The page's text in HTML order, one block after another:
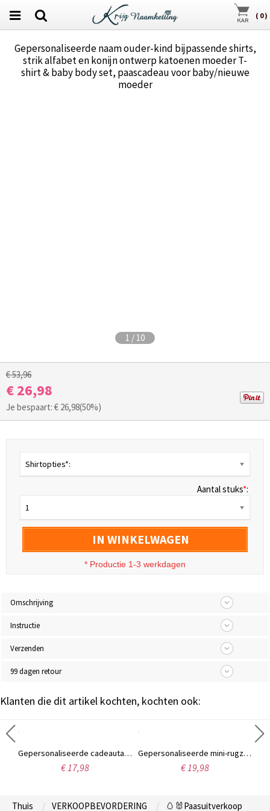
( 0)
Gepersonaliseerde naam ouder-kind bijpassende shirts,
strik alfabet en konijn ontwerp katoenen moeder T-
shirt & baby body set, paascadeau voor baby/nieuwe
moeder
1 / 10
€ 53,96
€ 26,98
Je bespaart: € 26,98(50%)
Shirtopties*:
Aantal stuks*:
1
IN WINKELWAGEN
* Productie 1-3 werkdagen
Omschrijving
Instructie
Verzenden
99 dagen retour
Klanten die dit artikel kochten, kochten ook:
Gepersonaliseerde cadeautas met naam en cartoonfiguur van een professionele eend, met strik, transparante PVC strandtas, vakantiecadeautje, geschenk voor vrouwen/meisjes
€ 17,98
Gepersonaliseerde mini-rugzak sleutelhanger met naam, oordopjeshouder van PU-leer, reistasje, tashanger, verjaardagscadeau voor vrouwen/meisjes
€ 19,98
Thuis VERKOOPBEVORDERING 🥚🐰Paasuitverkoop